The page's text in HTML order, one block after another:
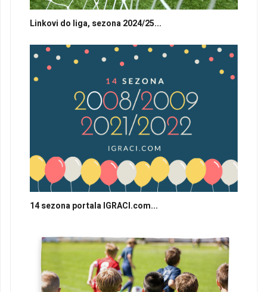
Linkovi do liga, sezona 2024/25...
14 sezona portala IGRACI.com...